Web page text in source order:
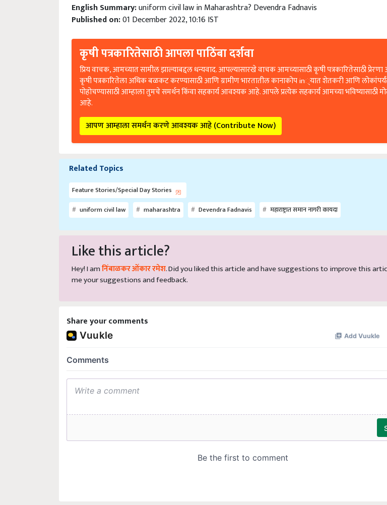
English Summary:uniform civil law in Maharashtra? Devendra Fadnavis
Published on:01 December 2022, 10:16 IST
कृषी पत्रकारितेसाठी आपला पाठिंबा दर्शवा
प्रिय वाचक, आमच्यात सामील झाल्याबद्दल धन्यवाद. आपल्यासारखे वाचक आमच्यासाठी कृषी पत्रकारितेसाठी
कृषी पत्रकारितेला अधिक बळकट करण्यासाठी आणि ग्रामीण भारतातील कानाकोप in्यात शेतकरी आणि
पोहोचण्यासाठी आम्हाला तुमचे समर्थन किंवा सहकार्य आवश्यक आहे. आपले प्रत्येक सहकार्य आमच्या भविष्यासाठी
आहे.
आपण आम्हाला समर्थन करणे आवश्यक आहे (Contribute Now)
Related Topics
Feature Stories/Special Day Stories
uniform civil law
maharashtra Devendra Fadnavis महाराष्ट्रात समान नागरी कायदा
Like this article?
Hey! I amनिंबाळकर ओंकार रमेश. Did you liked this article and have suggestions to improve this
me your suggestions and feedback.
Share your comments